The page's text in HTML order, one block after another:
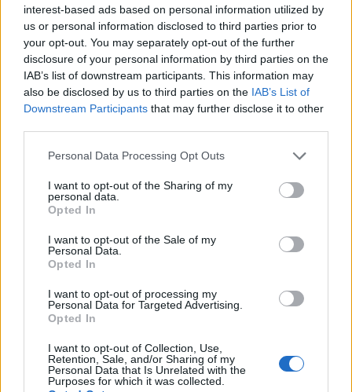
interest-based ads based on personal information utilized by
us or personal information disclosed to third parties prior to
your opt-out. You may separately opt-out of the further
disclosure of your personal information by third parties on the
IAB’s list of downstream participants. This information may
also be disclosed by us to third parties on the IAB’s List of
Downstream Participants that may further disclose it to other
Please note that this website/app uses one or more Google
not limited to your visit or usage behaviour. You may click to
grant or deny consent to Google and its third-party tags to
use your data for below specified purposes in below Google
consent section.
Personal Data Processing Opt Outs
I want to opt-out of the Sharing of my
personal data.
Opted In
I want to opt-out of the Sale of my
Personal Data.
Opted In
I want to opt-out of processing my
Personal Data for Targeted Advertising.
Opted In
I want to opt-out of Collection, Use,
Retention, Sale, and/or Sharing of my
Personal Data that Is Unrelated with the
Purposes for which it was collected.
1993 A Magyar Képzőművészeti Főiskola hallgatóinak
kiállítása, Magyar Intézet, Berlin; II. Nemzetközi Grafikai
Biennále, Xántus János Múzeum Képtára, Győr
1994 XVII. Országos Grafikai Biennále, Miskolci Galéria,
Miskolc; I. Nemzetközi Grafikai Triennále, Bitola; Térképzetek
Grafikai Triennále, Krakkó
1995 Inter-Kontakt-Grafik'95 Praha-Krakow: I. Prágai
Nemzetközi Grafikai Triennále, Staromestska Radnice (Régi
Műcsarnok, Budapest; Gesztus és gesztus, Pécsi Galéria,
1996 XVIII. Országos Grafikai Biennále, Miskolc; Visszaváltás,
Újlipótvárosi Klub Galéria, Budapest (Erdélyi Gáborral,
Herczeg Nándorral, Vogl Filemonnal)
1997 Nemzetközi Grafikai Triennále, Krakkó; Olaj/vászon,
Műcsarnok, Budapest; Licht ist Leben, Goethe Intézet,